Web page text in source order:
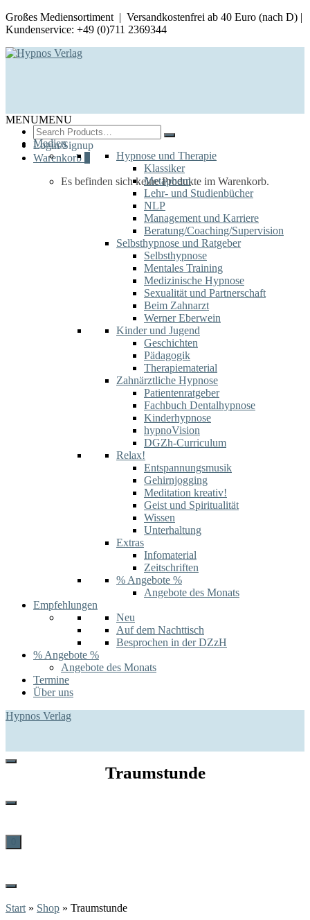
Großes Mediensortiment | Versandkostenfrei ab 40 Euro (nach D) |
Kundenservice: +49 (0)711 2369344
Search
for:
Login/Signup
Warenkorb
Es befinden sich keine Produkte im Warenkorb.
MENUMENU
Medien
Hypnose und Therapie
Klassiker
Metaphern
Lehr- und Studienbücher
NLP
Management und Karriere
Beratung/Coaching/Supervision
Selbsthypnose und Ratgeber
Selbsthypnose
Mentales Training
Medizinische Hypnose
Sexualität und Partnerschaft
Beim Zahnarzt
Werner Eberwein
Kinder und Jugend
Geschichten
Pädagogik
Therapiematerial
Zahnärztliche Hypnose
Patientenratgeber
Fachbuch Dentalhypnose
Kinderhypnose
hypnoVision
DGZh-Curriculum
Relax!
Entspannungsmusik
Gehirnjogging
Meditation kreativ!
Geist und Spiritualität
Wissen
Unterhaltung
Extras
Infomaterial
Zeitschriften
% Angebote %
Angebote des Monats
Empfehlungen
Neu
Auf dem Nachttisch
Besprochen in der DZzH
% Angebote %
Angebote des Monats
Termine
Über uns
Hypnos Verlag
Traumstunde
Start » Shop » Traumstunde